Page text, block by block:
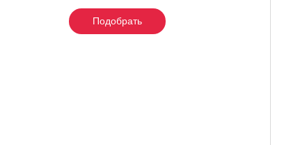
Подобрать
Подобрать
Подобрать